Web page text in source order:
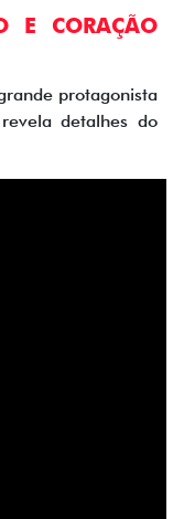
CORAÇÃO
protagonista
detalhes do